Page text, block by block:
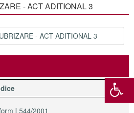
- ACT ADITIONAL 3
- ACT ADITIONAL 3
L544/2001